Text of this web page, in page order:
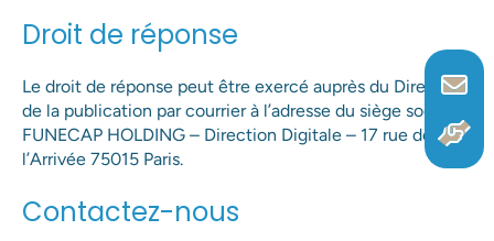
Droit de réponse
Le droit de réponse peut être exercé auprès du Directeur
de la publication par courrier à l’adresse du siège social :
FUNECAP HOLDING – Direction Digitale – 17 rue de
l’Arrivée 75015 Paris.
Contactez-nous